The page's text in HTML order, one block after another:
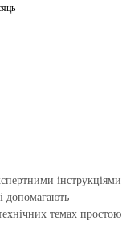
інструкціями
допомагають
темах простою